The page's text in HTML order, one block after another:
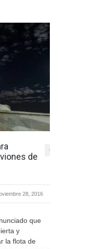
de
0
28, 2016
que
y
la flota de